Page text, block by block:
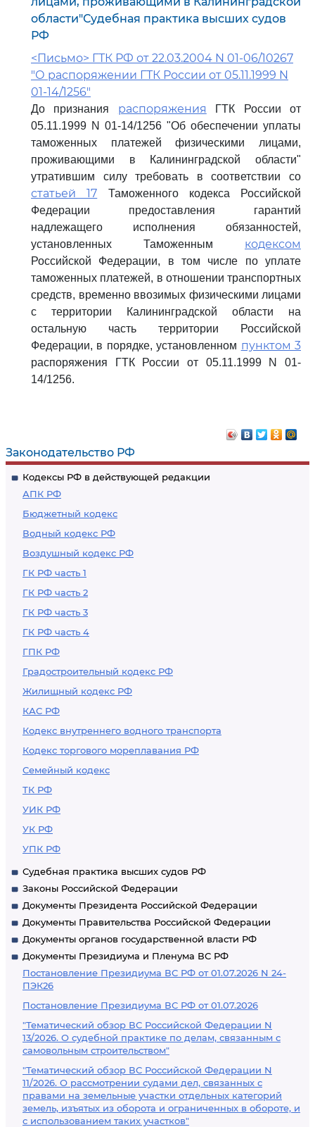
Законодательство РФ
Кодексы РФ в действующей редакции
АПК РФ
Бюджетный кодекс
Водный кодекс РФ
Воздушный кодекс РФ
ГК РФ часть 1
ГК РФ часть 2
ГК РФ часть 3
ГК РФ часть 4
ГПК РФ
Градостроительный кодекс РФ
Жилищный кодекс РФ
КАС РФ
Кодекс внутреннего водного транспорта
Кодекс торгового мореплавания РФ
Семейный кодекс
ТК РФ
УИК РФ
УК РФ
УПК РФ
Судебная практика высших судов РФ
Законы Российской Федерации
Документы Президента Российской Федерации
Документы Правительства Российской Федерации
Документы органов государственной власти РФ
Документы Президиума и Пленума ВС РФ
Постановление Президиума ВС РФ от 01.07.2026 N 24-
ПЭК26
Постановление Президиума ВС РФ от 01.07.2026
"Тематический обзор ВС Российской Федерации N
13/2026. О судебной практике по делам, связанным с
самовольным строительством"
"Тематический обзор ВС Российской Федерации N
11/2026. О рассмотрении судами дел, связанных с
правами на земельные участки отдельных категорий
земель, изъятых из оборота и ограниченных в обороте, и
с использованием таких участков"
области"Судебная практика высших судов
РФ
<Письмо> ГТК РФ от 22.03.2004 N 01-06/10267
"О распоряжении ГТК России от 05.11.1999 N
01-14/1256"
До признания распоряжения
ГТК России от
05.11.1999 N 01-14/1256 "Об обеспечении уплаты
таможенных платежей физическими лицами,
проживающими в Калининградской области"
утратившим силу требовать в соответствии со
статьей 17 Таможенного кодекса Российской
Федерации предоставления гарантий
надлежащего исполнения обязанностей,
установленных Таможенным кодексом
Российской Федерации, в том числе по уплате
таможенных платежей, в отношении транспортных
средств, временно ввозимых физическими лицами
с территории Калининградской области на
остальную часть территории Российской
Федерации, в порядке, установленном пунктом 3
распоряжения ГТК России от 05.11.1999 N 01-
14/1256.